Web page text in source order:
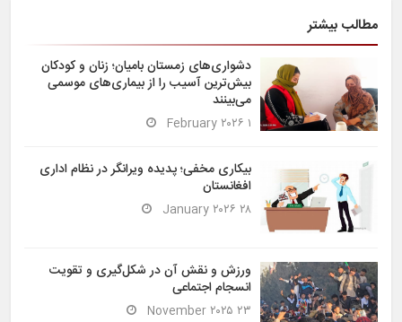
مطالب بیشتر
دشواری‌های زمستان بامیان؛ زنان و کودکان
بیش‌ترین آسیب را از بیماری‌های موسمی
می‌بینند
۱ February ۲۰۲۶
بیکاری مخفی؛ پدیده ویرانگر در نظام اداری
افغانستان
۲۸ January ۲۰۲۶
ورزش و نقش آن در شکل‌گیری و تقویت
انسجام اجتماعی
۲۳ November ۲۰۲۵